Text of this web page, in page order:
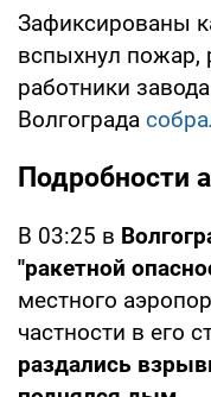
Зафиксированы
вспыхнул пожар,
работники
Волгограда
Подробности
В 03:25 в
"ракетной
местного
частности в его
раздались